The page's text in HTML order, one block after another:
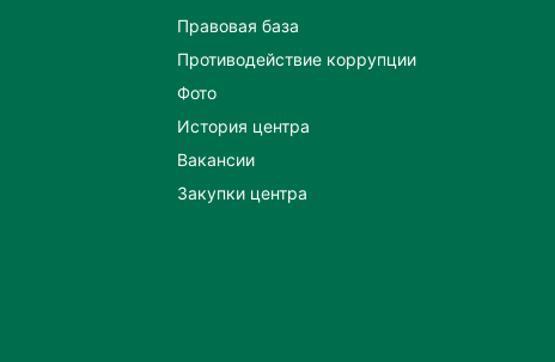
Правовая база
Противодействие коррупции
Фото
История центра
Вакансии
Закупки центра